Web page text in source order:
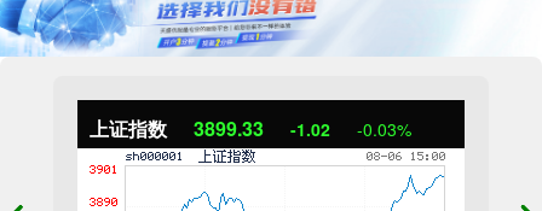
上证指数 3899.33 -1.02 -0.03%